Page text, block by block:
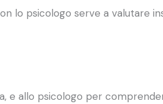
lo psicologo serve a valutare
e allo psicologo per